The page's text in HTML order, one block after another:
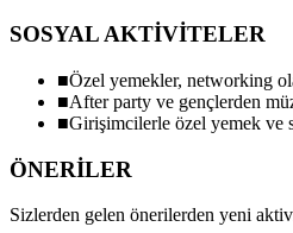
SOSYAL AKTİVİTELER
■Özel yemekler, networking
■After party ve gençlerden
■Girişimcilerle özel yemek ve
ÖNERİLER
Sizlerden gelen önerilerden yeni